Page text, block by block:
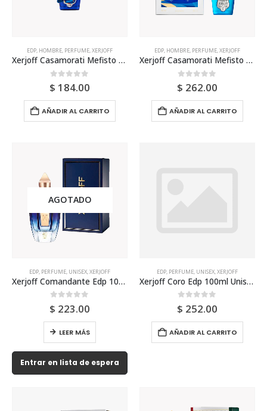
EDP, HOMBRE, PERFUME,XERJOFF
Xerjoff Casamorati Mefisto Edp 100ml Tester Para Hombre
0 out of 5
$ 184.00
AÑADIR AL CARRITO
EDP, HOMBRE, PERFUME,XERJOFF
Xerjoff Casamorati Mefisto Gentiluomo 100ml Edp Para Hombre
0 out of 5
$ 262.00
AÑADIR AL CARRITO
AGOTADO
EDP, PERFUME, UNISEX,XERJOFF
Xerjoff Comandante Edp 100ml Unisex
0 out of 5
$ 223.00
LEER MÁS
Entrar en lista de espera
EDP, PERFUME, UNISEX,XERJOFF
Xerjoff Coro Edp 100ml Unisex
0 out of 5
$ 252.00
AÑADIR AL CARRITO